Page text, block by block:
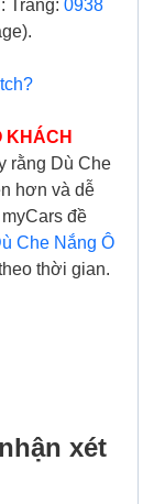
Trang: 0938
KHÁCH
rằng Dù Che
hơn và dễ
đề
Che Nắng Ô
thời gian.
xét